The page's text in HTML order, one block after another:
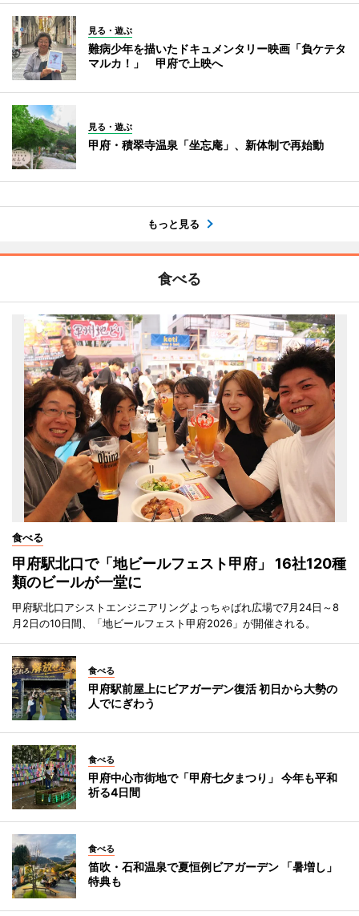
見る・遊ぶ
難病少年を描いたドキュメンタリー映画「負ケテタ
マルカ！」 甲府で上映へ
見る・遊ぶ
甲府・積翠寺温泉「坐忘庵」、新体制で再始動
もっと見る
食べる
食べる
甲府駅北口で「地ビールフェスト甲府」 16社120種
類のビールが一堂に
甲府駅北口アシストエンジニアリングよっちゃばれ広場で7月24日～8
月2日の10日間、「地ビールフェスト甲府2026」が開催される。
食べる
甲府駅前屋上にビアガーデン復活 初日から大勢の
人でにぎわう
食べる
甲府中心市街地で「甲府七夕まつり」 今年も平和
祈る4日間
食べる
笛吹・石和温泉で夏恒例ビアガーデン 「暑増し」
特典も